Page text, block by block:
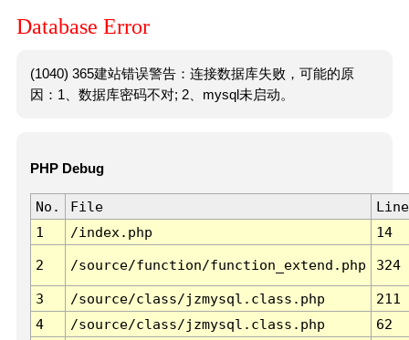
Database Error
(1040) 365建站错误警告：连接数据库失败，可能的原
因：1、数据库密码不对; 2、mysql未启动。
PHP Debug
No. File
Line
1
/index.php 14
2 /source/function/function_extend.php 324
3 /source/class/jzmysql.class.php
211
4
/source/class/jzmysql.class.php
62